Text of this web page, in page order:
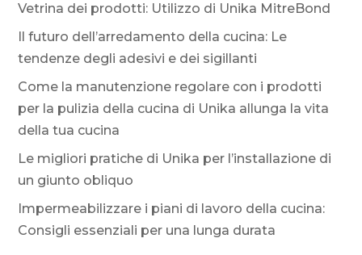
Vetrina dei prodotti: Utilizzo di Unika MitreBond
Il futuro dell’arredamento della cucina: Le
tendenze degli adesivi e dei sigillanti
Come la manutenzione regolare con i prodotti
per la pulizia della cucina di Unika allunga la vita
della tua cucina
Le migliori pratiche di Unika per l’installazione di
un giunto obliquo
Impermeabilizzare i piani di lavoro della cucina:
Consigli essenziali per una lunga durata